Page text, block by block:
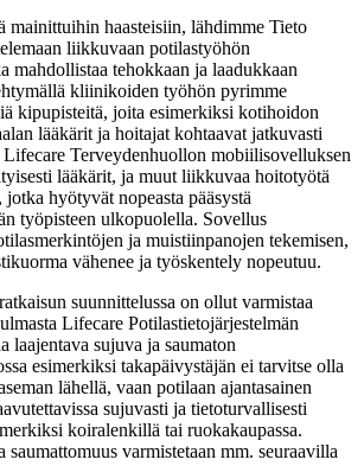
mainittuihin haasteisiin, lähdimme Tieto
liikkuvaan potilastyöhön
mahdollistaa tehokkaan ja laadukkaan
kliinikoiden työhön pyrimme
kipupisteitä, joita esimerkiksi kotihoidon
lääkärit ja hoitajat kohtaavat jatkuvasti
Lifecare Terveydenhuollon mobiilisovelluksen
lääkärit, ja muut liikkuvaa hoitotyötä
hyötyvät nopeasta pääsystä
työpisteen ulkopuolella. Sovellus
ja muistiinpanojen tekemisen,
vähenee ja työskentely nopeutuu.
suunnittelussa on ollut varmistaa
Lifecare Potilastietojärjestelmän
laajentava sujuva ja saumaton
esimerkiksi takapäivystäjän ei tarvitse olla
lähellä, vaan potilaan ajantasainen
sujuvasti ja tietoturvallisesti
koiralenkillä tai ruokakaupassa.
saumattomuus varmistetaan mm. seuraavilla